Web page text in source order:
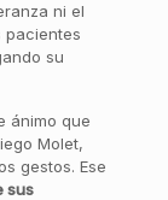
ni el
pacientes
su
ánimo que
Molet,
gestos. Ese
sus